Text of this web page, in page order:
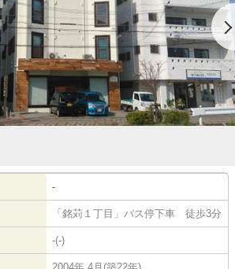
-
「銘苅１丁目」バス停下車 徒歩3分
-(-)